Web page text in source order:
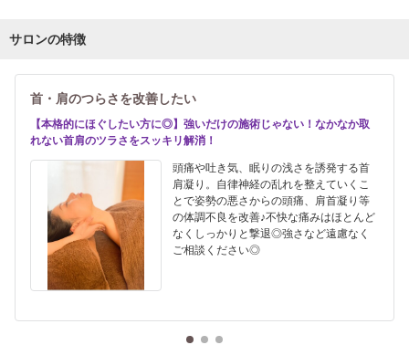
サロンの特徴
首・肩のつらさを改善したい
【本格的にほぐしたい方に◎】強いだけの施術じゃない！なかなか取
れない首肩のツラさをスッキリ解消！
頭痛や吐き気、眠りの浅さを誘発する首
肩凝り。自律神経の乱れを整えていくこ
とで姿勢の悪さからの頭痛、肩首凝り等
の体調不良を改善♪不快な痛みはほとんど
なくしっかりと撃退◎強さなど遠慮なく
ご相談ください◎